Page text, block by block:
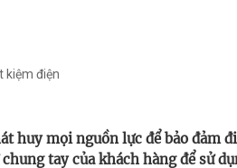
kiệm điện
huy mọi nguồn lực để bảo đảm
tay của khách hàng để sử